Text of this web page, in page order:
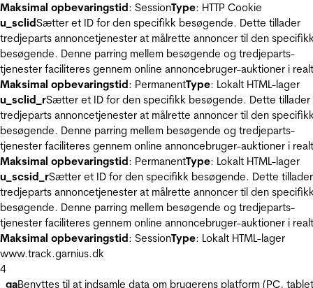
Maksimal opbevaringstid: SessionType: HTTP Cookie
u_sclidSætter et ID for den specifikk besøgende. Dette tillader
tredjeparts annoncetjenester at målrette annoncer til den
besøgende. Denne parring mellem besøgende og tredjeparts-
tjenester faciliteres gennem online annoncebruger-auktioner i
Maksimal opbevaringstid: PermanentType: Lokalt HTML-lager
u_sclid_rSætter et ID for den specifikk besøgende. Dette tillader
tredjeparts annoncetjenester at målrette annoncer til den
besøgende. Denne parring mellem besøgende og tredjeparts-
tjenester faciliteres gennem online annoncebruger-auktioner i
Maksimal opbevaringstid: PermanentType: Lokalt HTML-lager
u_scsid_rSætter et ID for den specifikk besøgende. Dette tillader
tredjeparts annoncetjenester at målrette annoncer til den
besøgende. Denne parring mellem besøgende og tredjeparts-
tjenester faciliteres gennem online annoncebruger-auktioner i
Maksimal opbevaringstid: SessionType: Lokalt HTML-lager
www.track.garnius.dk
4
_gaBenyttes til at indsamle data om brugerens platform (PC,